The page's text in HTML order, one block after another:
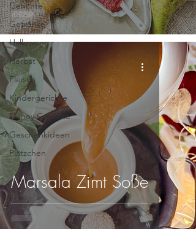
Gerichte
Getränke
Halloween
Herbst
Fleisch
Kindergerichte
Disney Gerichte
Geschenkideen
Plätzchen
Marsala Zimt Soße